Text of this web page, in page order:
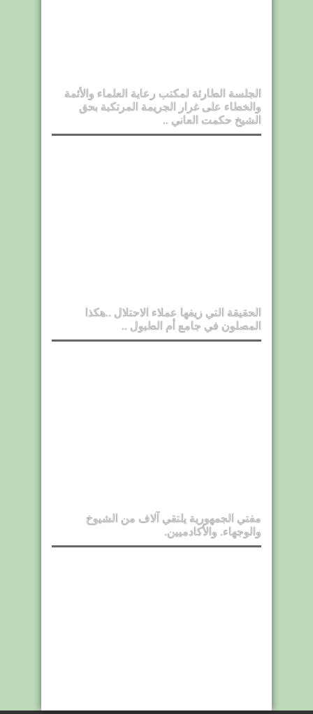
الجلسة الطارئة لمكتب رعاية العلماء والأئمة
والخطاء على غرار الجريمة المرتكبة بحق
الشيخ حكمت العاني ..
الحقيقة التي زيفها عملاء الاحتلال ..هكذا
المصلون في جامع أم الطبول ..
مفتي الجمهورية يلتقي آلاف من الشيوخ
والوجهاء. والأكادميين.